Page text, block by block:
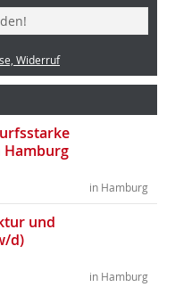
Widerruf
Hamburg
in Hamburg
und
d)
in Hamburg